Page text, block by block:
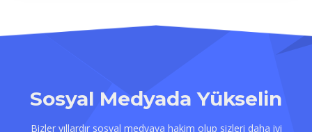
Sosyal Medyada Yükselin
Bizler yıllardır sosyal medyaya hakim olup sizleri daha iyi